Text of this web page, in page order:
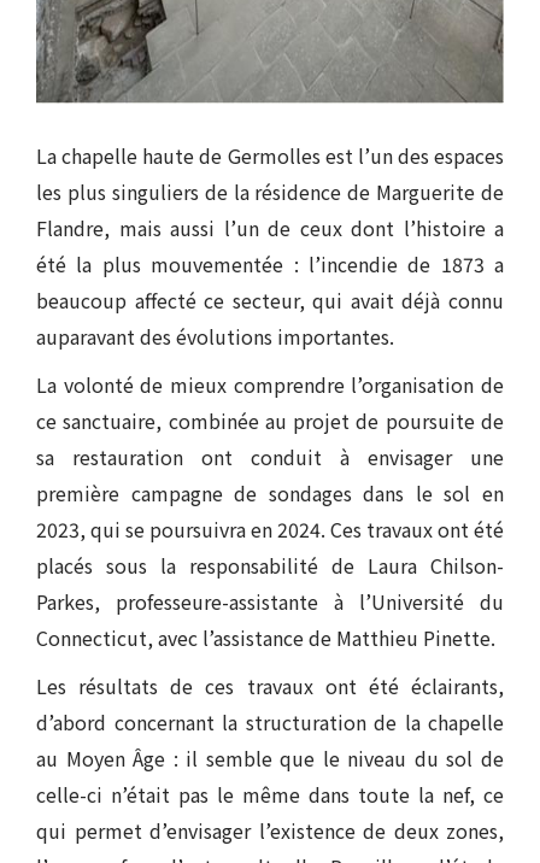
La chapelle haute de Germolles est l’un des espaces
les plus singuliers de la résidence de Marguerite de
Flandre, mais aussi l’un de ceux dont l’histoire a
été la plus mouvementée : l’incendie de 1873 a
beaucoup affecté ce secteur, qui avait déjà connu
auparavant des évolutions importantes.
La volonté de mieux comprendre l’organisation de
ce sanctuaire, combinée au projet de poursuite de
sa restauration ont conduit à envisager une
première campagne de sondages dans le sol en
2023, qui se poursuivra en 2024. Ces travaux ont été
placés sous la responsabilité de Laura Chilson-
Parkes, professeure-assistante à l’Université du
Connecticut, avec l’assistance de Matthieu Pinette.
Les résultats de ces travaux ont été éclairants,
d’abord concernant la structuration de la chapelle
au Moyen Âge : il semble que le niveau du sol de
celle-ci n’était pas le même dans toute la nef, ce
qui permet d’envisager l’existence de deux zones,